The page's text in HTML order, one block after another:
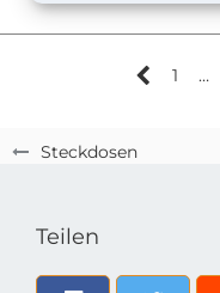
Steckdosen
1 …
Teilen